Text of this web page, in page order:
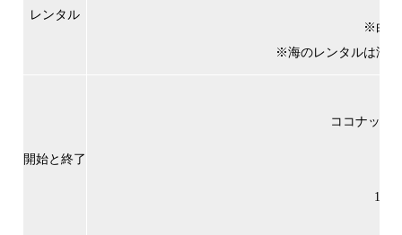
レンタル
※白、
※海のレンタルは汚
開始と終了
ココナッツ